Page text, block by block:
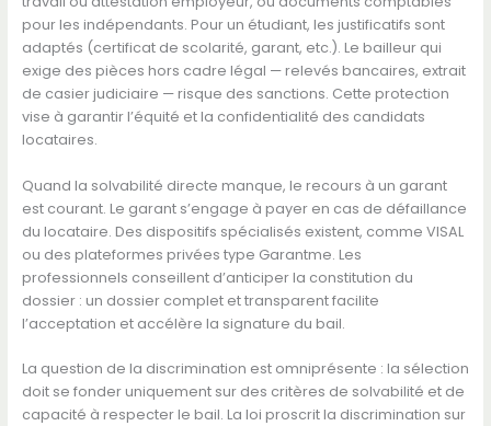
pour les indépendants. Pour un étudiant, les justificatifs sont
adaptés (certificat de scolarité, garant, etc.). Le bailleur qui
exige des pièces hors cadre légal — relevés bancaires, extrait
de casier judiciaire — risque des sanctions. Cette protection
vise à garantir l’équité et la confidentialité des candidats
locataires.
Quand la solvabilité directe manque, le recours à un garant
est courant. Le garant s’engage à payer en cas de défaillance
du locataire. Des dispositifs spécialisés existent, comme VISAL
ou des plateformes privées type Garantme. Les
professionnels conseillent d’anticiper la constitution du
dossier : un dossier complet et transparent facilite
l’acceptation et accélère la signature du bail.
La question de la discrimination est omniprésente : la sélection
doit se fonder uniquement sur des critères de solvabilité et de
capacité à respecter le bail. La loi proscrit la discrimination sur